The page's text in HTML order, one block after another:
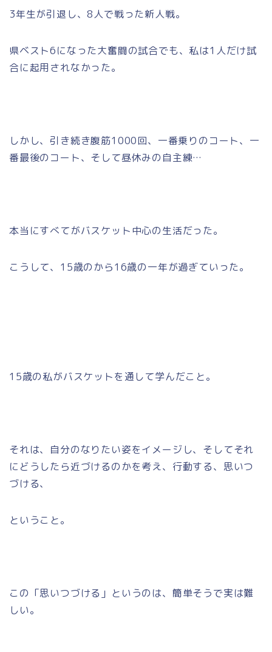
3年生が引退し、8人で戦った新人戦。
県ベスト6になった大奮闘の試合でも、私は1人だけ試
合に起用されなかった。
しかし、引き続き腹筋1000回、一番乗りのコート、一
番最後のコート、そして昼休みの自主練…
本当にすべてがバスケット中心の生活だった。
こうして、15歳のから16歳の一年が過ぎていった。
15歳の私がバスケットを通して学んだこと。
それは、自分のなりたい姿をイメージし、そしてそれ
にどうしたら近づけるのかを考え、行動する、思いつ
づける、
ということ。
この「思いつづける」というのは、簡単そうで実は難
しい。